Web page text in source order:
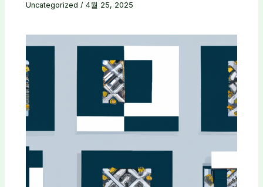
Uncategorized /4월 25, 2025